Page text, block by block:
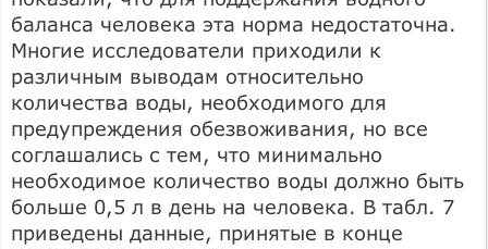
баланса человека эта норма недостаточна.
Многие исследователи приходили к
различным выводам относительно
количества воды, необходимого для
предупреждения обезвоживания, но все
соглашались с тем, что минимально
необходимое количество воды должно быть
больше 0,5 л в день на человека. В табл. 7
приведены данные, принятые в конце